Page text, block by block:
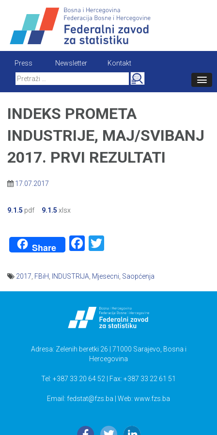
content
Press Newsletter
Kontakt
Search
for:
INDEKS PROMETA
INDUSTRIJE, MAJ/SVIBANJ
2017. PRVI REZULTATI
17.07.2017
9.1.5 pdf 9.1.5 xlsx
Share Facebook
2017 FBiH INDUSTRIJA Mjesecni Saopćenja
Adresa: Zelenih beretki 26 | 71000 Sarajevo, Bosna i
Hercegovina
Tel: +387 33 20 64 52 | Fax: +387 33 22 61 51
Email: fedstat@fzs.ba | Web: www.fzs.ba